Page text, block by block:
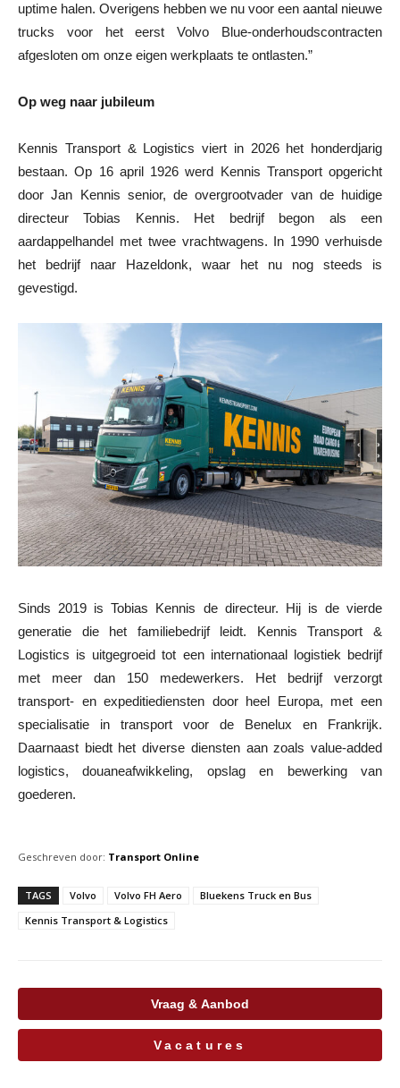
uptime halen. Overigens hebben we nu voor een aantal nieuwe
trucks voor het eerst Volvo Blue-onderhoudscontracten
afgesloten om onze eigen werkplaats te ontlasten.”
Op weg naar jubileum
Kennis Transport & Logistics viert in 2026 het honderdjarig
bestaan. Op 16 april 1926 werd Kennis Transport opgericht
door Jan Kennis senior, de overgrootvader van de huidige
directeur Tobias Kennis. Het bedrijf begon als een
aardappelhandel met twee vrachtwagens. In 1990 verhuisde
het bedrijf naar Hazeldonk, waar het nu nog steeds is
gevestigd.
Sinds 2019 is Tobias Kennis de directeur. Hij is de vierde
generatie die het familiebedrijf leidt. Kennis Transport &
Logistics is uitgegroeid tot een internationaal logistiek bedrijf
met meer dan 150 medewerkers. Het bedrijf verzorgt
transport- en expeditiediensten door heel Europa, met een
specialisatie in transport voor de Benelux en Frankrijk.
Daarnaast biedt het diverse diensten aan zoals value-added
logistics, douaneafwikkeling, opslag en bewerking van
goederen.
Geschreven door: Transport Online
TAGS Volvo Volvo FH Aero
Bluekens Truck en Bus
Kennis Transport & Logistics
Vraag & Aanbod
Vacatures